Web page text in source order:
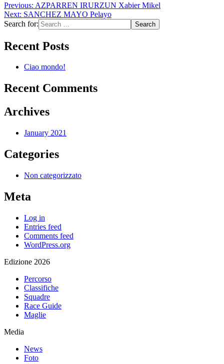
Previous: AZPARREN IRURZUN Xabier Mikel
Next: SANCHEZ MAYO Pelayo
Search for:
Recent Posts
Ciao mondo!
Recent Comments
Archives
January 2021
Categories
Non categorizzato
Meta
Log in
Entries feed
Comments feed
WordPress.org
Edizione 2026
Percorso
Classifiche
Squadre
Race Guide
Maglie
Media
News
Foto